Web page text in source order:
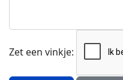
Zet een vinkje: